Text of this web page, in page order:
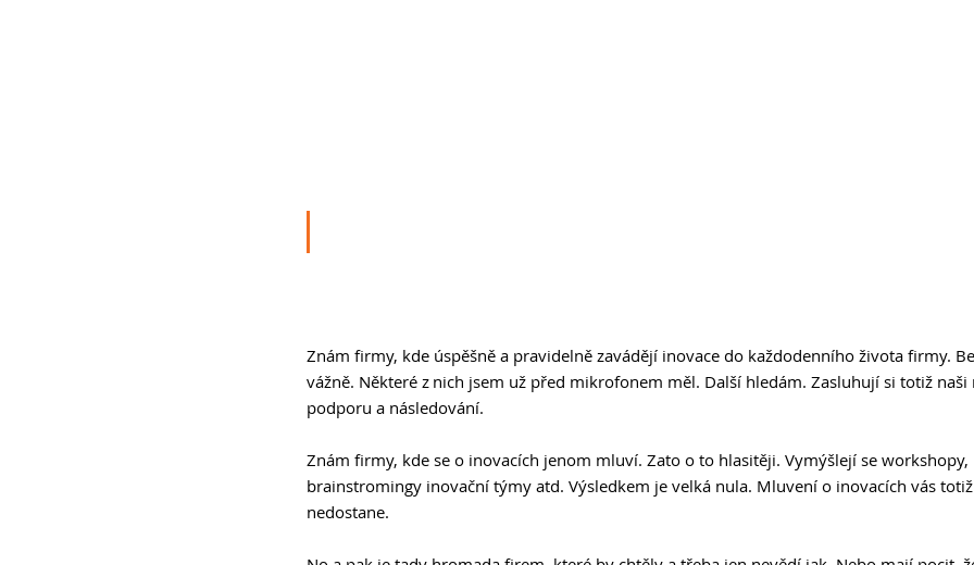
Znám firmy, kde úspěšně a pravidelně zavádějí inovace do každodenního života firmy.
vážně. Některé z nich jsem už před mikrofonem měl. Další hledám. Zasluhují si totiž
podporu a následování.
Znám firmy, kde se o inovacích jenom mluví. Zato o to hlasitěji. Vymýšlejí se workshopy,
brainstromingy inovační týmy atd. Výsledkem je velká nula. Mluvení o inovacích vás
nedostane.